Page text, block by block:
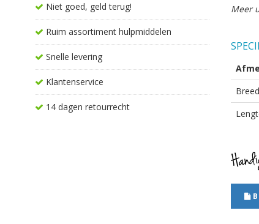
Meer
Niet goed, geld terug!
Ruim assortiment hulpmiddelen
Snelle levering
Klantenservice
14 dagen retourrecht